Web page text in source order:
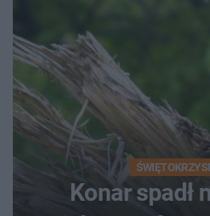
Konar spadł